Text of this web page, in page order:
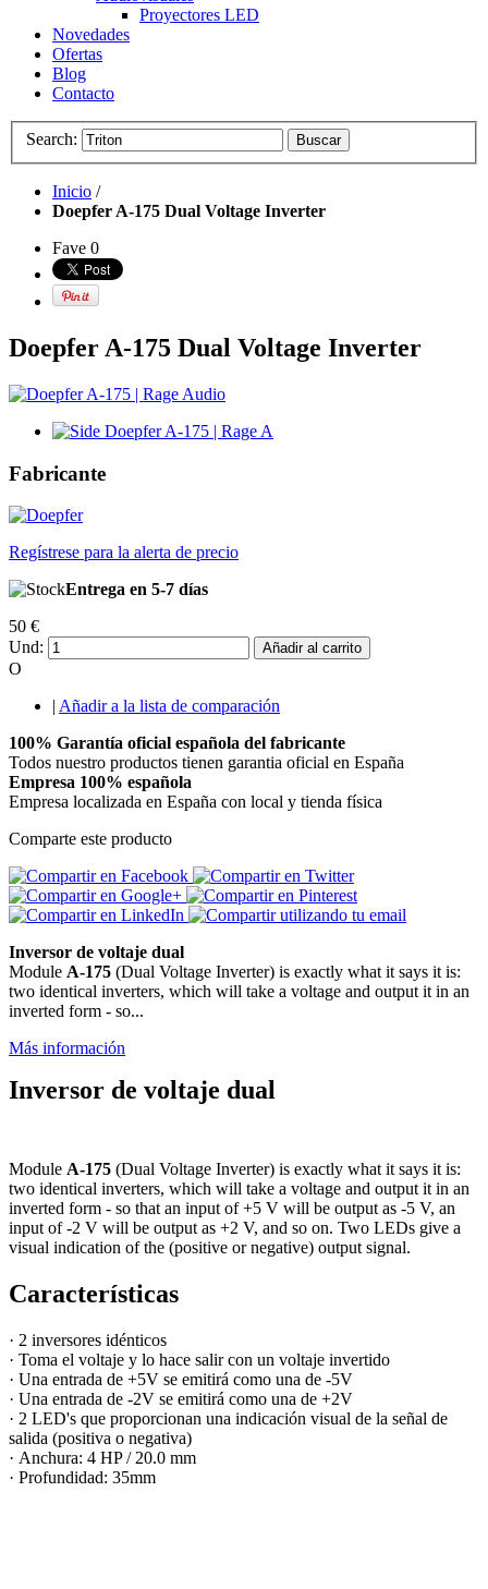
Proyectores LED
Novedades
Ofertas
Blog
Contacto
Search: Buscar
Inicio /
Doepfer A-175 Dual Voltage Inverter
Fave 0
Doepfer A-175 Dual Voltage Inverter
Fabricante
Regístrese para la alerta de precio
Entrega en 5-7 días
50 €
Und:
Añadir al carrito
O
| Añadir a la lista de comparación
100% Garantía oficial española del fabricante
Todos nuestro productos tienen garantia oficial en España
Empresa 100% española
Empresa localizada en España con local y tienda física
Comparte este producto
Inversor de voltaje dual
Module A-175 (Dual Voltage Inverter) is exactly what it says it is:
two identical inverters, which will take a voltage and output it in an
inverted form - so...
Más información
Inversor de voltaje dual
Module A-175 (Dual Voltage Inverter) is exactly what it says it is:
two identical inverters, which will take a voltage and output it in an
inverted form - so that an input of +5 V will be output as -5 V, an
input of -2 V will be output as +2 V, and so on. Two LEDs give a
visual indication of the (positive or negative) output signal.
Características
· 2 inversores idénticos
· Toma el voltaje y lo hace salir con un voltaje invertido
· Una entrada de +5V se emitirá como una de -5V
· Una entrada de -2V se emitirá como una de +2V
· 2 LED's que proporcionan una indicación visual de la señal de
salida (positiva o negativa)
· Anchura: 4 HP / 20.0 mm
· Profundidad: 35mm